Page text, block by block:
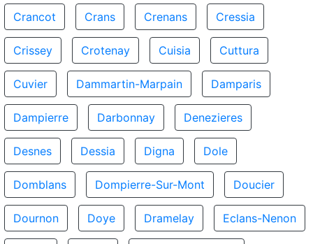
Crancot Crans Crenans Cressia
Crissey Crotenay Cuisia Cuttura
Cuvier Dammartin-Marpain Damparis
Dampierre Darbonnay Denezieres
Desnes Dessia Digna Dole
Domblans Dompierre-Sur-Mont Doucier
Dournon Doye Dramelay Eclans-Nenon